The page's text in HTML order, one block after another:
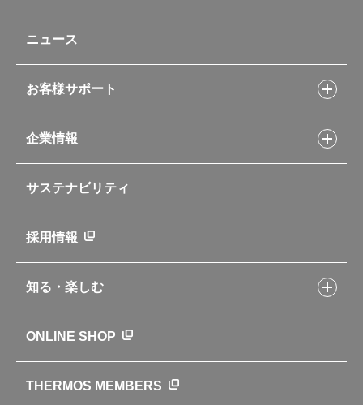
ポット・アイスペール
コーヒーメーカー
ソフトクーラー・バッグ
山専用ボトル
自転車専用ボトル
アパレル小物
業務用製品
新製品一覧
カタログ
フライパンレシピ
シャトルシェフレシピ
スープジャーレシピ
イージースモーカーレシピ
レシピ本のご紹介
ニュース
お客様サポート
交換用部品の購入方法
部品の種類や販売状況を調べる
よくあるご質問・お問い合わせ
企業情報
企業理念
会社概要
ニュース
世界のサーモス
サーモスの歴史
サステナビリティ
採用情報
知る・楽しむ
クラブサーモス
WEBマガジン
お弁当にエールを込めて
ONLINE SHOP
THERMOS MEMBERS